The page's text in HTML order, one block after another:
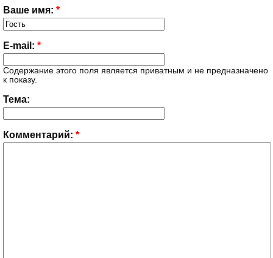
Ваше имя: *
E-mail: *
Содержание этого поля является приватным и не предназначено
к показу.
Тема:
Комментарий: *